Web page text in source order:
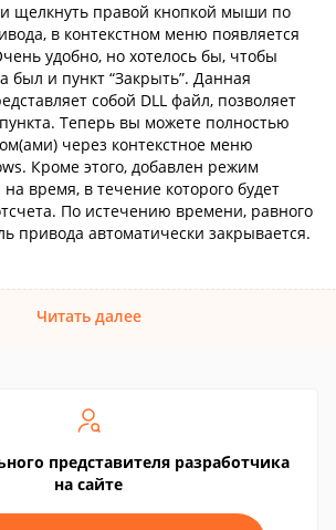
щелкнуть правой кнопкой мыши по
в контекстном меню появляется
удобно, но хотелось бы, чтобы
был и пункт “Закрыть”. Данная
собой DLL файл, позволяет
Теперь вы можете полностью
через контекстное меню
Кроме этого, добавлен режим
время, в течение которого будет
По истечению времени, равного
привода автоматически закрывается.
Читать далее
представителя разработчика
на сайте